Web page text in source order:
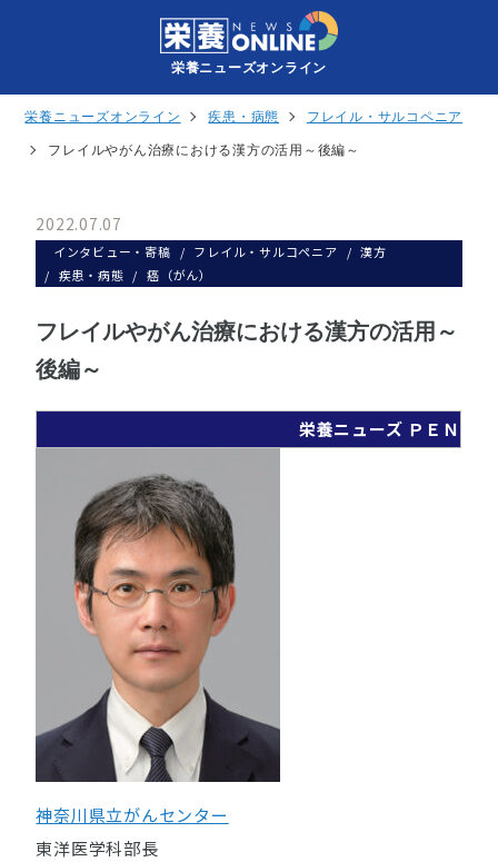
栄養ニューズオンライン
栄養ニューズオンライン 疾患・病態 フレイル・サルコペニア
フレイルやがん治療における漢方の活用～後編～
2022.07.07
インタビュー・寄稿 フレイル・サルコペニア
漢方
疾患・病態
癌（がん）
フレイルやがん治療における漢方の活用～
後編～
栄養ニューズ ＰＥＮ
神奈川県立がんセンター
東洋医学科部長